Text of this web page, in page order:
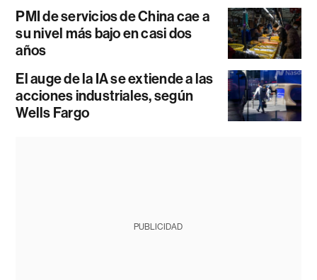
PMI de servicios de China cae a
su nivel más bajo en casi dos
años
El auge de la IA se extiende a las
acciones industriales, según
Wells Fargo
PUBLICIDAD